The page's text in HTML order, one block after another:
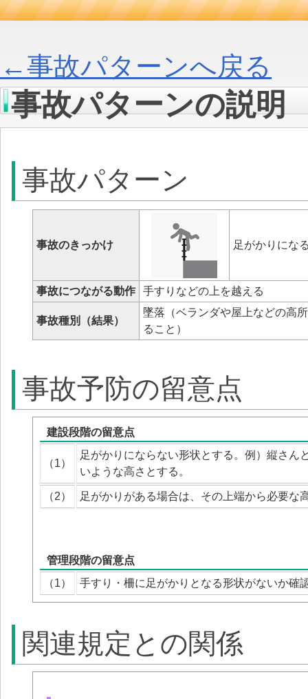
←事故パターンへ戻る
事故パターンの説明
事故パターン
事故のきっかけ 足がかりにな
事故につながる動作 手すりなどの上を越える
事故種別（結果）
墜落（ベランダや屋上などの高
ること）
事故予防の留意点
建設段階の留意点
（1）
足がかりにならない形状とする。例）縦さん
いような高さとする。
（2） 足がかりがある場合は、その上端から必要な
管理段階の留意点
（1）
手すり・柵に足がかりとなる形状がないか
関連規定との関係